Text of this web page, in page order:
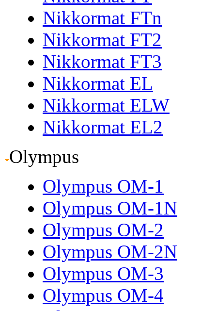
Nikkormat FTn
Nikkormat FT2
Nikkormat FT3
Nikkormat EL
Nikkormat ELW
Nikkormat EL2
Olympus
Olympus OM-1
Olympus OM-1N
Olympus OM-2
Olympus OM-2N
Olympus OM-3
Olympus OM-4